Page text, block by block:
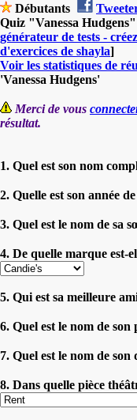
Débutants
Quiz "Vanessa
générateur de tests -
d'exercices de shayla]
Voir les statistiques de
'Vanessa Hudgens'
Merci de vous
résultat.
1. Quel est son nom
2. Quelle est son année
3. Quel est le nom de sa
4. De quelle marque est-
5. Qui est sa meilleure
6. Quel est le nom de
7. Quel est le nom de son
8. Dans quelle pièce